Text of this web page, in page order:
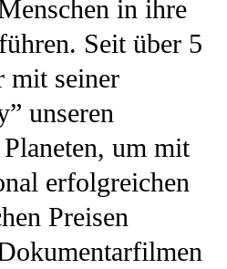
in ihre
Seit über 5
mit seiner
unseren
um mit
erfolgreichen
Preisen